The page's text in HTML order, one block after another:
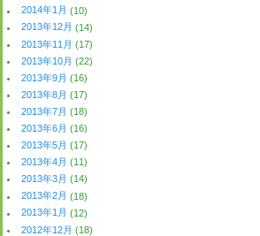
2014年1月 (10)
2013年12月 (14)
2013年11月 (17)
2013年10月 (22)
2013年9月 (16)
2013年8月 (17)
2013年7月 (18)
2013年6月 (16)
2013年5月 (17)
2013年4月 (11)
2013年3月 (14)
2013年2月 (18)
2013年1月 (12)
2012年12月 (18)